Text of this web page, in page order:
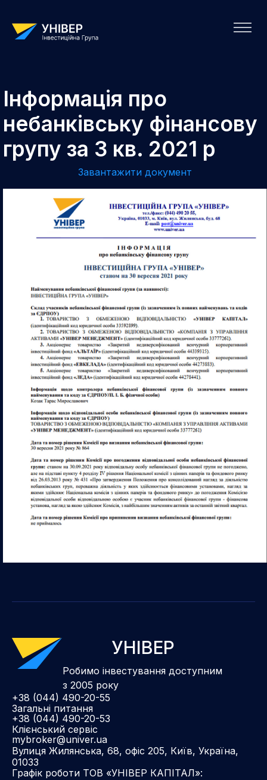
Інформація про
небанківську фінансову
групу за 3 кв. 2021 р
Завантажити документ
УНІВЕР
Робимо інвестування доступним
з 2005 року
+38 (044) 490-20-55
Загальні питання
+38 (044) 490-20-53
Клієнський сервіс
mybroker@univer.ua
Вулиця Жилянська, 68, офіс 205, Київ, Україна,
01033
Графік роботи ТОВ «УНІВЕР КАПІТАЛ»: